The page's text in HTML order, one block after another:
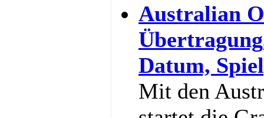
Australian
Datum,
Mit den